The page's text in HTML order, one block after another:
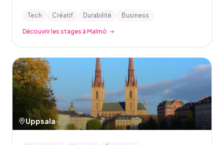
Tech Créatif Durabilité Business
Découvrir les stages à Malmö
Uppsala